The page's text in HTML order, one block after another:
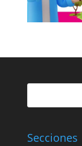
Secciones